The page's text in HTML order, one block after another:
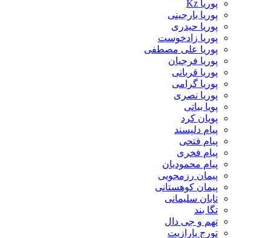
پوریا Kz
پوریا بارجینی
پوریا حیدری
پوریا زادخوست
پوریا علی مصطفی
پوریا فرجیان
پوریا قربانی
پوریا گرامی
پوریا نصری
پویا بیاتی
پویان کرد
پیام دلپسند
پیام فتحی
پیام فخری
پیام محمودیان
پیمان رزمجویی
پیمان کوهستانی
تابان سلیمانی
تگا بند
تهم و جی دال
تورج پارازیت